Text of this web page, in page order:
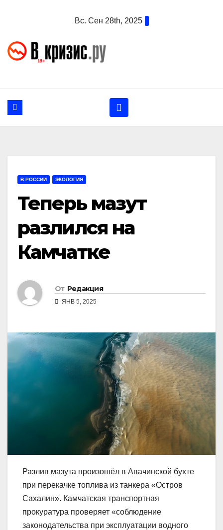
Вс. Сен 28th, 2025
В РОССИИ ЭКОЛОГИЯ
Теперь мазут
разлился на
Камчатке
От Редакция
ЯНВ 5, 2025
Разлив мазута произошёл в Авачинской бухте
при перекачке топлива из танкера «Остров
Сахалин». Камчатская транспортная
прокуратура проверяет «соблюдение
законодательства при эксплуатации водного